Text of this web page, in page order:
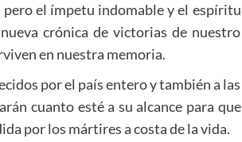
el ímpetu indomable y el espíritu
crónica de victorias de nuestro
en nuestra memoria.
por el país entero y también a las
cuanto esté a su alcance para que
por los mártires a costa de la vida.